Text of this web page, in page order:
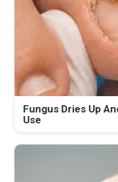
Fungus Dries Up
Use